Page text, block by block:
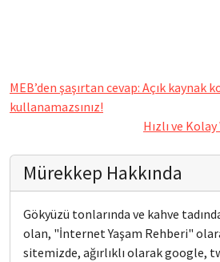
MEB’den şaşırtan cevap: Açık kaynak
kullanamazsınız!
Hızlı ve
Mürekkep Hakkında
Gökyüzü tonlarında ve kahve
olan, "İnternet Yaşam Rehberi"
sitemizde, ağırlıklı olarak google,